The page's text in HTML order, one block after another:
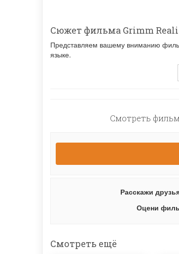
Сюжет фильма Grimm
Представляем вашему вниманию
языке.
Смотреть фильм
Расскажи
Оцени
Смотреть ещё